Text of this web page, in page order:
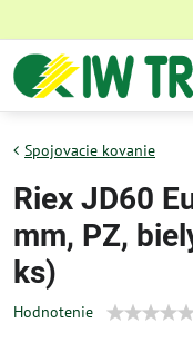
Spojovacie kovanie
Riex JD60
mm, PZ,
ks)
Hodnotenie